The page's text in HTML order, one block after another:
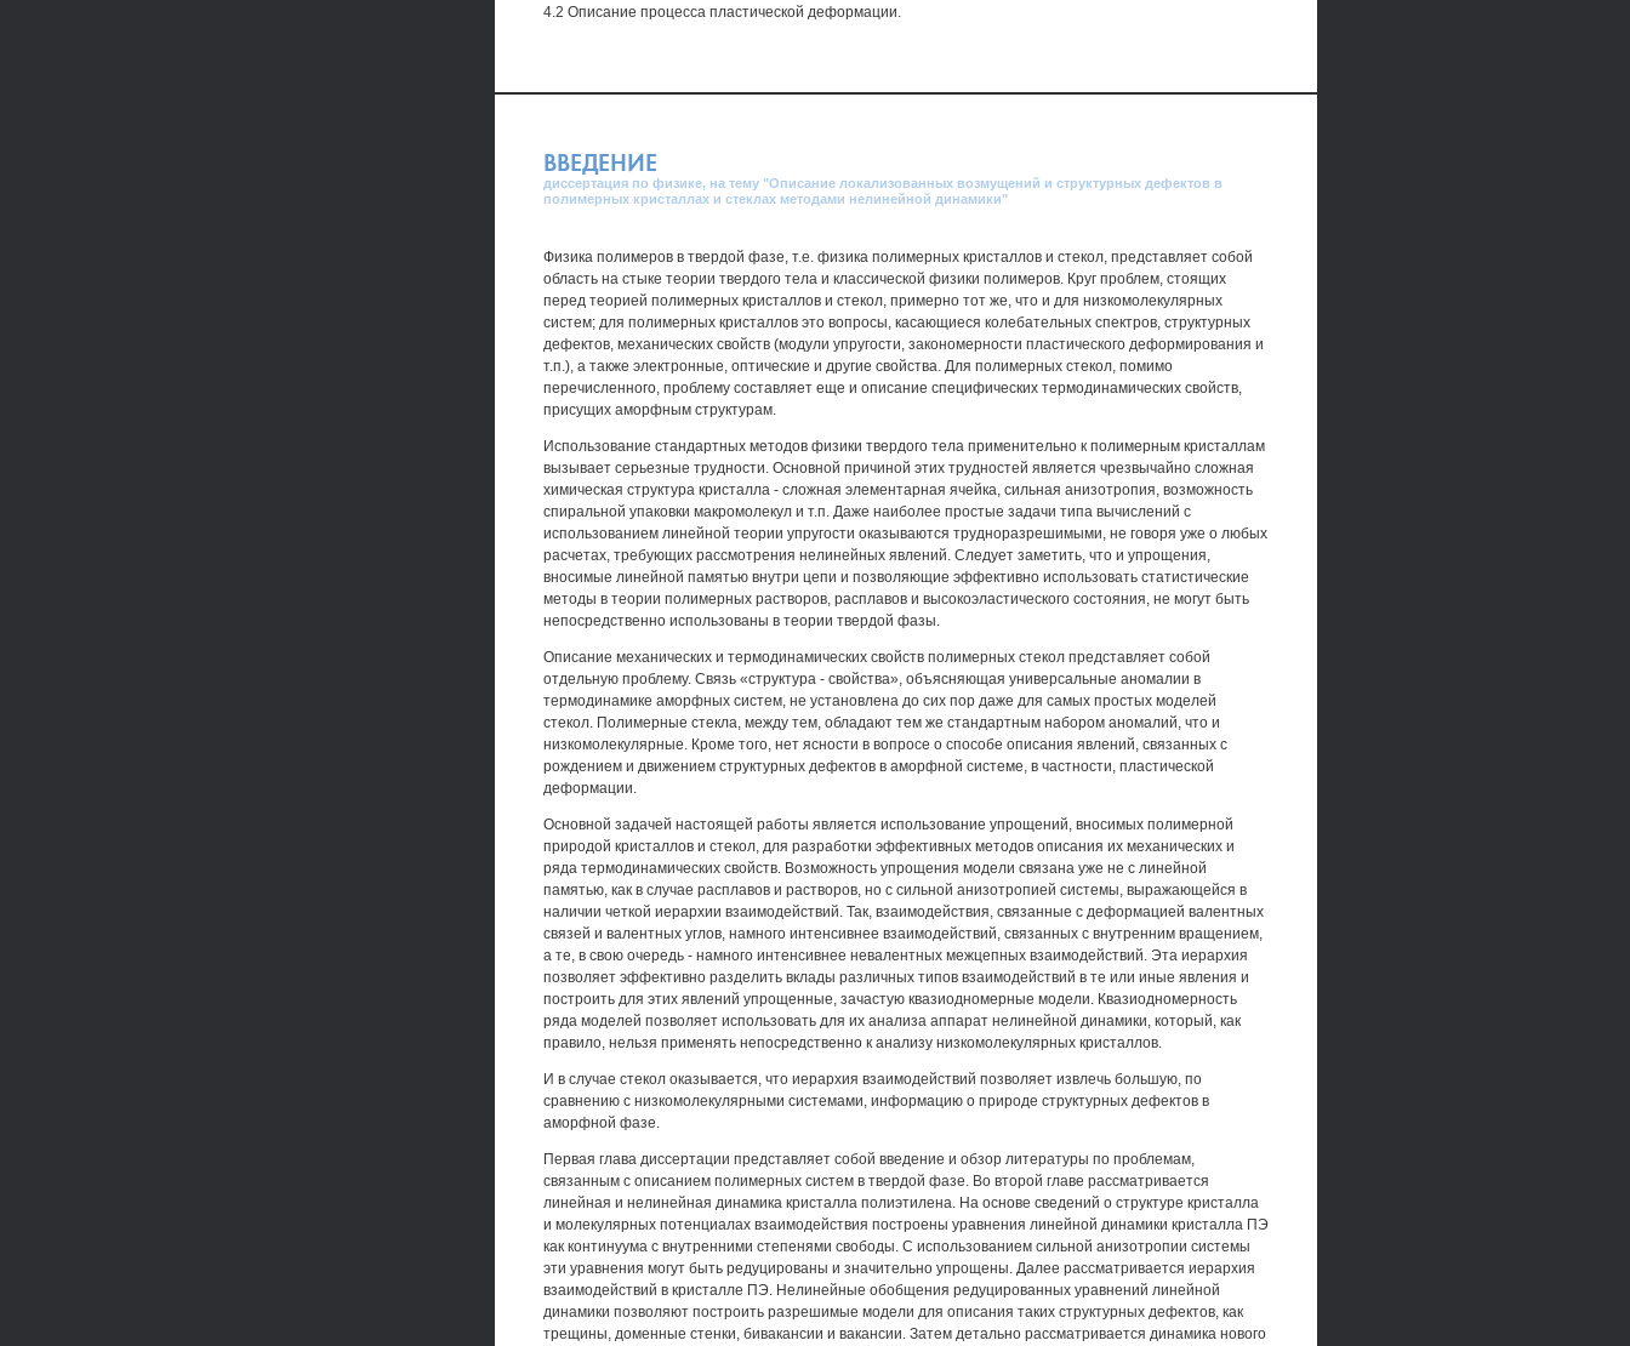
4.2 Описание процесса пластической деформации.
ВВЕДЕНИЕ
диссертация по физике, на тему "Описание локализованных возмущений и структурных дефектов в
полимерных кристаллах и стеклах методами нелинейной динамики"
Физика полимеров в твердой фазе, т.е. физика полимерных кристаллов и стекол, представляет собой
область на стыке теории твердого тела и классической физики полимеров. Круг проблем, стоящих
перед теорией полимерных кристаллов и стекол, примерно тот же, что и для низкомолекулярных
систем; для полимерных кристаллов это вопросы, касающиеся колебательных спектров, структурных
дефектов, механических свойств (модули упругости, закономерности пластического деформирования и
т.п.), а также электронные, оптические и другие свойства. Для полимерных стекол, помимо
перечисленного, проблему составляет еще и описание специфических термодинамических свойств,
присущих аморфным структурам.
Использование стандартных методов физики твердого тела применительно к полимерным кристаллам
вызывает серьезные трудности. Основной причиной этих трудностей является чрезвычайно сложная
химическая структура кристалла - сложная элементарная ячейка, сильная анизотропия, возможность
спиральной упаковки макромолекул и т.п. Даже наиболее простые задачи типа вычислений с
использованием линейной теории упругости оказываются трудноразрешимыми, не говоря уже о любых
расчетах, требующих рассмотрения нелинейных явлений. Следует заметить, что и упрощения,
вносимые линейной памятью внутри цепи и позволяющие эффективно использовать статистические
методы в теории полимерных растворов, расплавов и высокоэластического состояния, не могут быть
непосредственно использованы в теории твердой фазы.
Описание механических и термодинамических свойств полимерных стекол представляет собой
отдельную проблему. Связь «структура - свойства», объясняющая универсальные аномалии в
термодинамике аморфных систем, не установлена до сих пор даже для самых простых моделей
стекол. Полимерные стекла, между тем, обладают тем же стандартным набором аномалий, что и
низкомолекулярные. Кроме того, нет ясности в вопросе о способе описания явлений, связанных с
рождением и движением структурных дефектов в аморфной системе, в частности, пластической
деформации.
Основной задачей настоящей работы является использование упрощений, вносимых полимерной
природой кристаллов и стекол, для разработки эффективных методов описания их механических и
ряда термодинамических свойств. Возможность упрощения модели связана уже не с линейной
памятью, как в случае расплавов и растворов, но с сильной анизотропией системы, выражающейся в
наличии четкой иерархии взаимодействий. Так, взаимодействия, связанные с деформацией валентных
связей и валентных углов, намного интенсивнее взаимодействий, связанных с внутренним вращением,
а те, в свою очередь - намного интенсивнее невалентных межцепных взаимодействий. Эта иерархия
позволяет эффективно разделить вклады различных типов взаимодействий в те или иные явления и
построить для этих явлений упрощенные, зачастую квазиодномерные модели. Квазиодномерность
ряда моделей позволяет использовать для их анализа аппарат нелинейной динамики, который, как
правило, нельзя применять непосредственно к анализу низкомолекулярных кристаллов.
И в случае стекол оказывается, что иерархия взаимодействий позволяет извлечь большую, по
сравнению с низкомолекулярными системами, информацию о природе структурных дефектов в
аморфной фазе.
Первая глава диссертации представляет собой введение и обзор литературы по проблемам,
связанным с описанием полимерных систем в твердой фазе. Во второй главе рассматривается
линейная и нелинейная динамика кристалла полиэтилена. На основе сведений о структуре кристалла
и молекулярных потенциалах взаимодействия построены уравнения линейной динамики кристалла ПЭ
как континуума с внутренними степенями свободы. С использованием сильной анизотропии системы
эти уравнения могут быть редуцированы и значительно упрощены. Далее рассматривается иерархия
взаимодействий в кристалле ПЭ. Нелинейные обобщения редуцированных уравнений линейной
динамики позволяют построить разрешимые модели для описания таких структурных дефектов, как
трещины, доменные стенки, бивакансии и вакансии. Затем детально рассматривается динамика нового